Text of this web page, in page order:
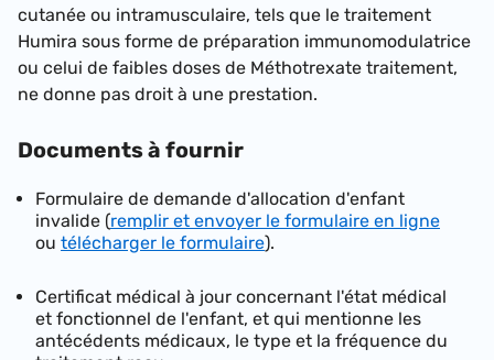
cutanée ou intramusculaire, tels que le traitement
Humira sous forme de préparation immunomodulatrice
ou celui de faibles doses de Méthotrexate traitement,
ne donne pas droit à une prestation.
Documents à fournir
Formulaire de demande d'allocation d'enfant
invalide (remplir et envoyer le formulaire en ligne
ou télécharger le formulaire).
Certificat médical à jour concernant l'état médical
et fonctionnel de l'enfant, et qui mentionne les
antécédents médicaux, le type et la fréquence du